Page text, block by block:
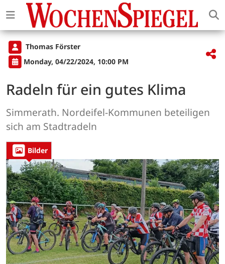
Thomas Förster
Monday, 04/22/2024, 10:00 PM
Radeln für ein gutes Klima
Simmerath. Nordeifel-Kommunen beteiligen
sich am Stadtradeln
Bilder